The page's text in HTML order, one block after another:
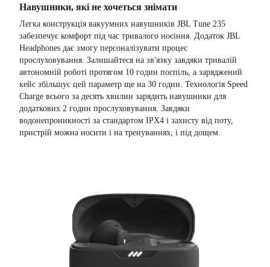
Навушники, які не хочеться знімати
Легка конструкція вакуумних навушників JBL Tune 235
забезпечує комфорт під час тривалого носіння. Додаток JBL
Headphones дає змогу персоналізувати процес
прослуховування. Залишайтеся на зв'язку завдяки тривалій
автономній роботі протягом 10 годин поспіль, а заряджений
кейс збільшує цей параметр ще на 30 годин. Технологія Speed
Charge всього за десять хвилин зарядить навушники для
додаткових 2 годин прослуховування. Завдяки
водонепроникності за стандартом IPX4 і захисту від поту,
пристрій можна носити і на тренуваннях, і під дощем.